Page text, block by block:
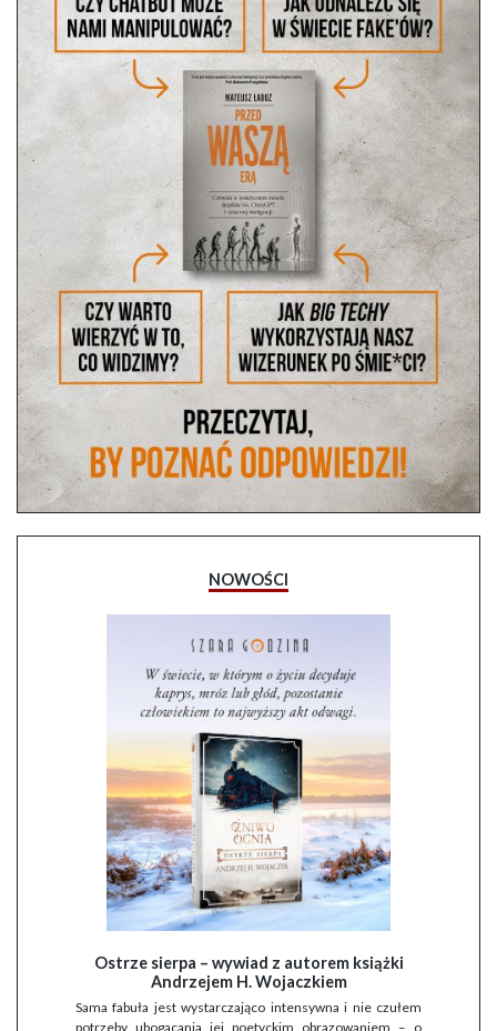
NOWOŚCI
Ostrze sierpa – wywiad z autorem książki
Andrzejem H. Wojaczkiem
Sama fabuła jest wystarczająco intensywna i nie czułem
potrzeby ubogacania jej poetyckim obrazowaniem – o